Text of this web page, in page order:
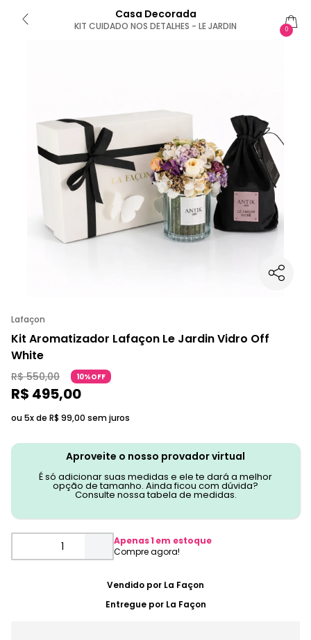
Casa Decorada
KIT CUIDADO NOS DETALHES - LE JARDIN 0
Lafaçon
Kit Aromatizador Lafaçon Le Jardin Vidro Off
White
R$ 550,00 10%OFF
R$ 495,00
ou 5x de R$ 99,00 sem juros
Aproveite o nosso provador virtual
É só adicionar suas medidas e ele te dará a melhor
opção de tamanho. Ainda ficou com dúvida?
Consulte nossa tabela de medidas.
Apenas1 em estoque
Vendido por La Façon
Entregue por La Façon